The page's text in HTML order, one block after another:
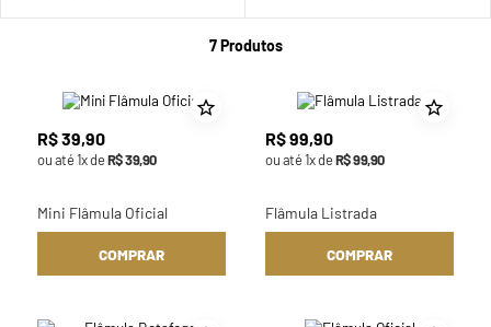
7Produtos
R$39,90
ou até1x deR$39,90
Mini Flâmula Oficial
COMPRAR
R$99,90
ou até1x deR$99,90
Flâmula Listrada
COMPRAR